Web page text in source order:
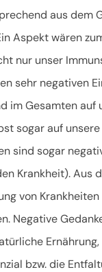
aus dem
Aspekt wären
nur unser
sehr negativen
im Gesamten auf
sogar auf
sind sogar
Krankheit). Aus
von
Negative
bzw. die